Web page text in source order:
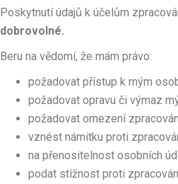
Poskytnutí údajů k účelům
dobrovolné.
Beru na vědomí, že mám právo:
požadovat přístup k mým
požadovat opravu či výmaz
požadovat omezení
vznést námitku proti
na přenositelnost osobních
podat stížnost proti